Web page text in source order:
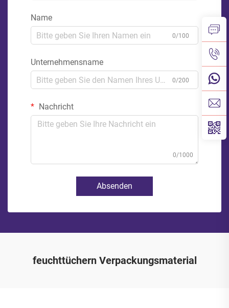
Name
0/100
Unternehmensname
0/200
Nachricht
0/1000
Absenden
feuchttüchern Verpackungsmaterial